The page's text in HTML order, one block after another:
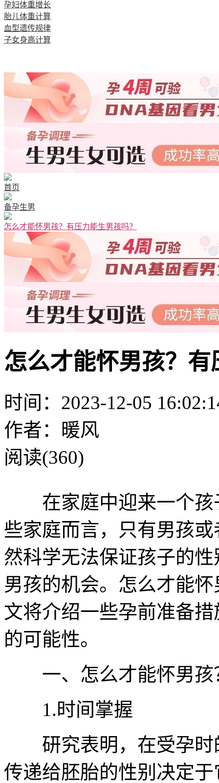
孕妇体重增长
胎儿体重计算
血型遗传规律
子女身高计算
首页
备孕生男
怎么才能怀男孩？有压力能生男孩吗？
怎么才能怀男孩？
时间：2023-12-05
作者：暖风
阅读(360)
在家庭中迎来一个孩
些家庭而言，只有男孩
然科学无法保证孩子的
男孩的机会。怎么才能
文将介绍一些孕前准备
的可能性。
一、怎么才能怀男孩
1.时间掌握
研究表明，在受孕时
传递给胚胎的性别决定